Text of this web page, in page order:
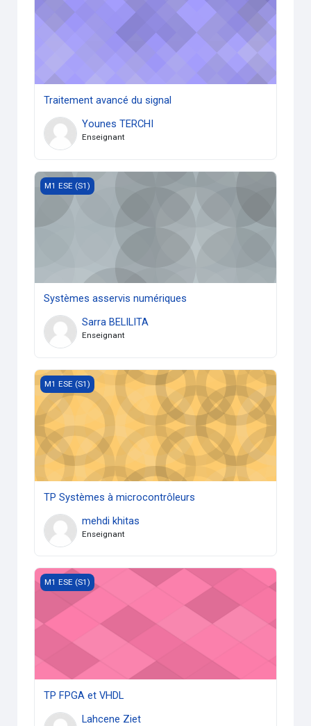
Traitement avancé du signal
Younes TERCHI
Enseignant
Systèmes asservis numériques
M1 ESE (S1)
Systèmes asservis numériques
Sarra BELILITA
Enseignant
TP Systèmes à microcontrôleurs
M1 ESE (S1)
TP Systèmes à microcontrôleurs
mehdi khitas
Enseignant
TP FPGA et VHDL
M1 ESE (S1)
TP FPGA et VHDL
Lahcene Ziet